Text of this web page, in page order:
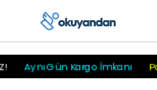
Aynı Gün Kargo İmkanı